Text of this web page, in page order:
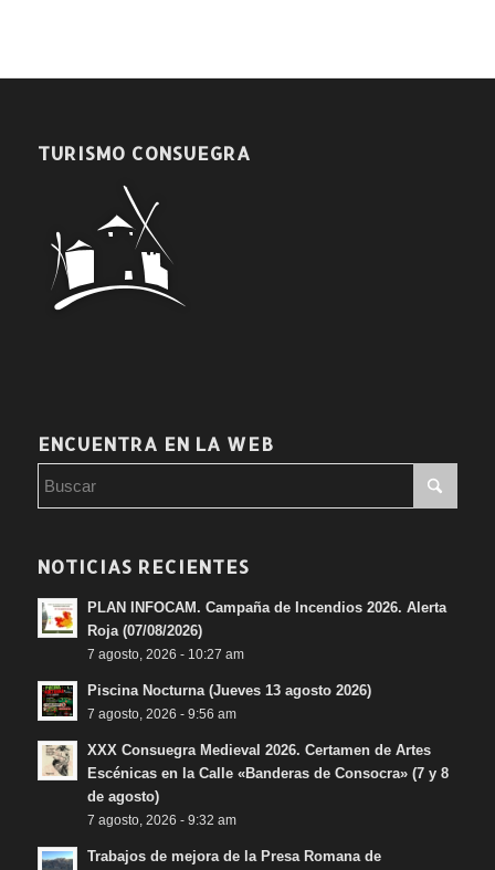
TURISMO CONSUEGRA
ENCUENTRA EN LA WEB
NOTICIAS RECIENTES
PLAN INFOCAM. Campaña de Incendios 2026. Alerta
Roja (07/08/2026)
7 agosto, 2026 - 10:27 am
Piscina Nocturna (Jueves 13 agosto 2026)
7 agosto, 2026 - 9:56 am
XXX Consuegra Medieval 2026. Certamen de Artes
Escénicas en la Calle «Banderas de Consocra» (7 y 8
de agosto)
7 agosto, 2026 - 9:32 am
Trabajos de mejora de la Presa Romana de